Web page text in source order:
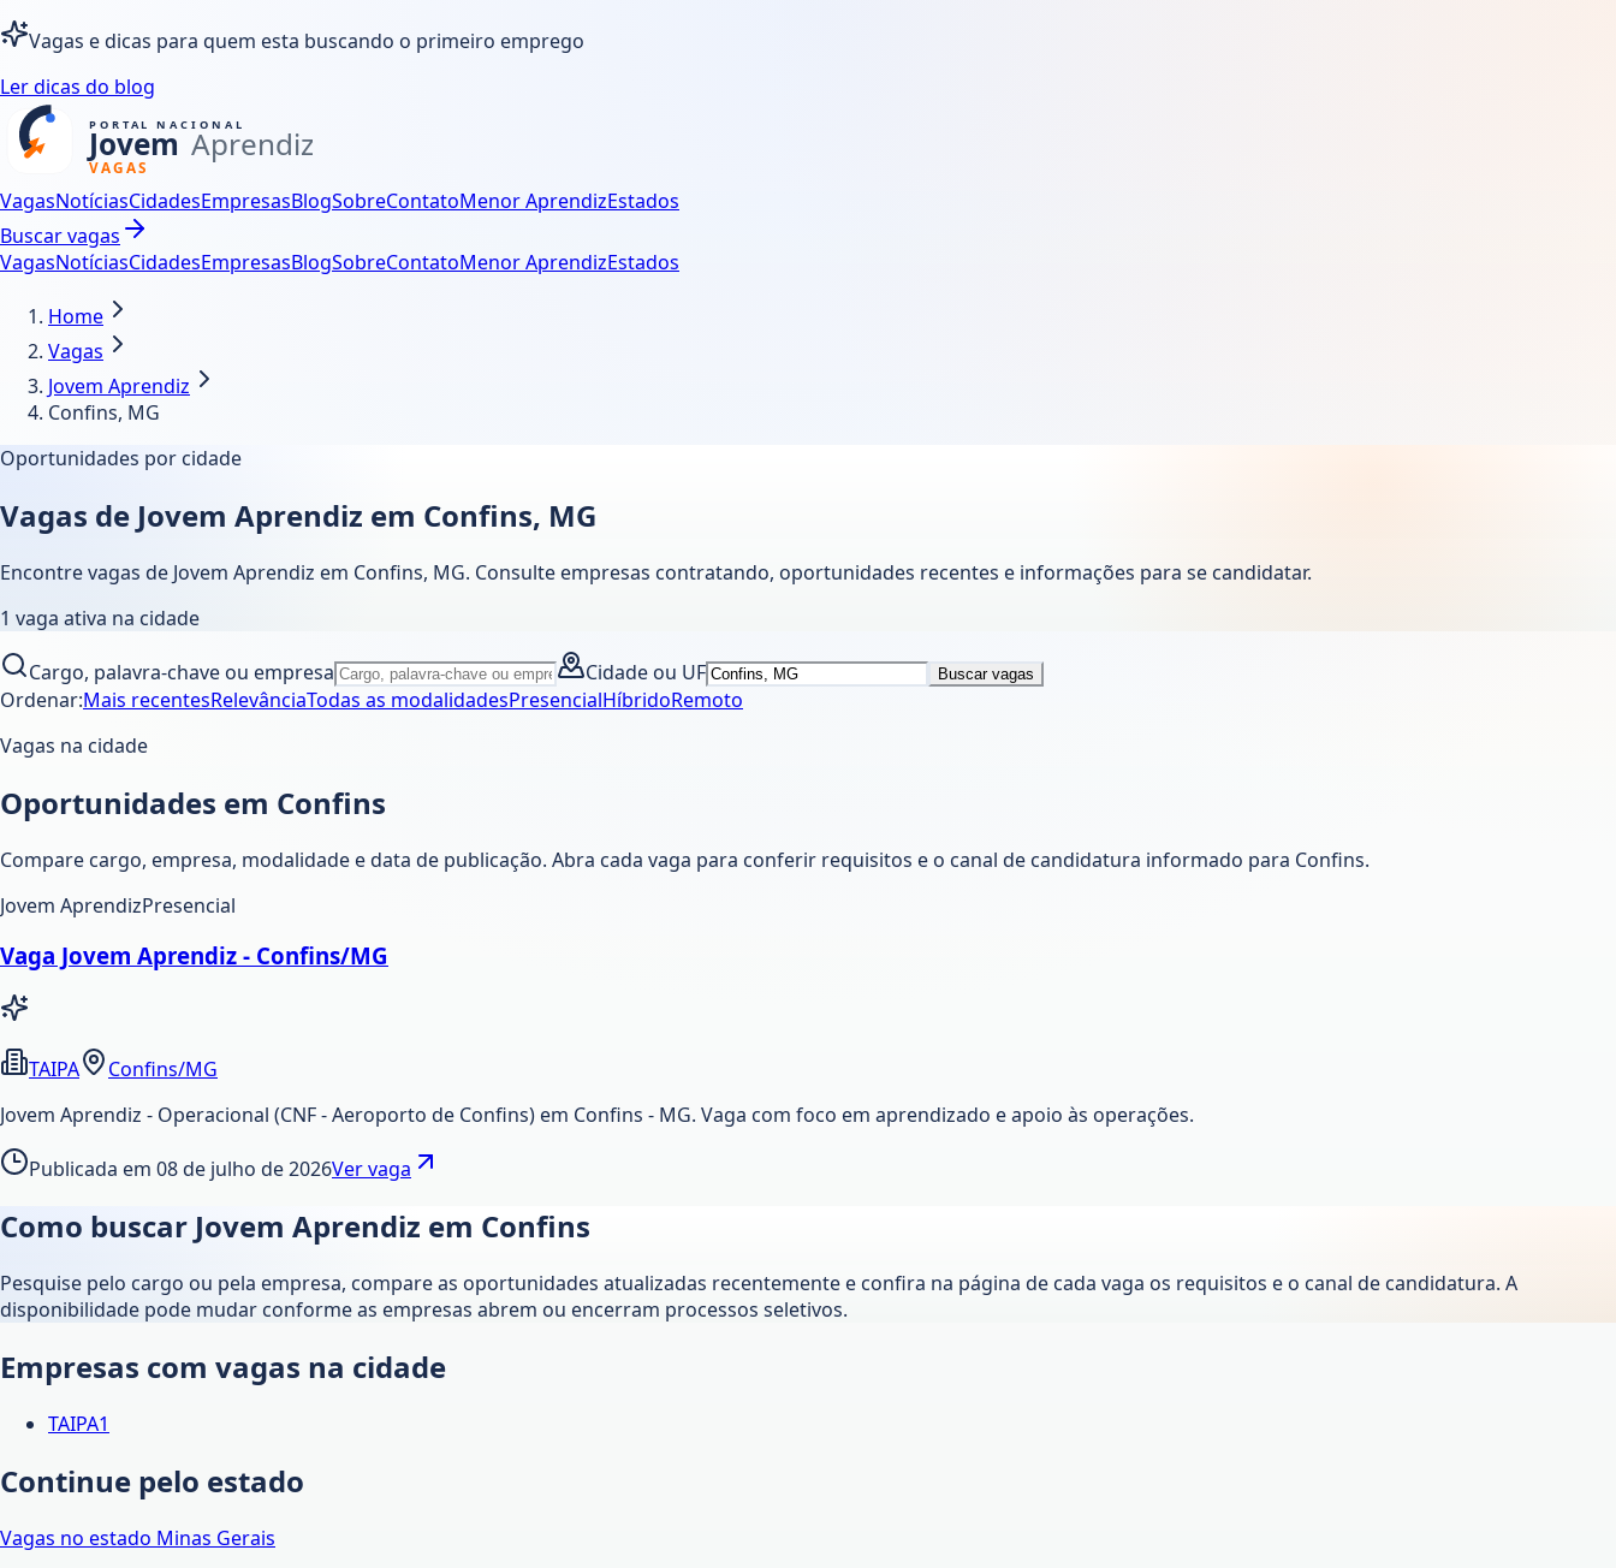
Vagas e dicas para quem esta buscando o primeiro emprego
Ler dicas do blog
VagasNotíciasCidadesEmpresasBlogSobreContatoMenor AprendizEstados
Buscar vagas
VagasNotíciasCidadesEmpresasBlogSobreContatoMenor AprendizEstados
Home
Vagas
Jovem Aprendiz
Confins, MG
Oportunidades por cidade
Vagas de Jovem Aprendiz em Confins, MG
Encontre vagas de Jovem Aprendiz em Confins, MG. Consulte empresas contratando, oportunidades recentes e informações para se candidatar.
1 vaga ativa na cidade
Cargo, palavra-chave ou empresa Cidade ou UF Buscar vagas
Ordenar:Mais recentesRelevânciaTodas as modalidadesPresencialHíbridoRemoto
Vagas na cidade
Oportunidades em Confins
Compare cargo, empresa, modalidade e data de publicação. Abra cada vaga para conferir requisitos e o canal de candidatura informado para Confins.
Jovem AprendizPresencial
Vaga Jovem Aprendiz - Confins/MG
TAIPA
Confins/MG
Jovem Aprendiz - Operacional (CNF - Aeroporto de Confins) em Confins - MG. Vaga com foco em aprendizado e apoio às operações.
Publicada em 08 de julho de 2026Ver vaga
Como buscar Jovem Aprendiz em Confins
Pesquise pelo cargo ou pela empresa, compare as oportunidades atualizadas recentemente e confira na página de cada vaga os requisitos e o canal de candidatura. A
disponibilidade pode mudar conforme as empresas abrem ou encerram processos seletivos.
Empresas com vagas na cidade
TAIPA1
Continue pelo estado
Vagas no estado Minas Gerais